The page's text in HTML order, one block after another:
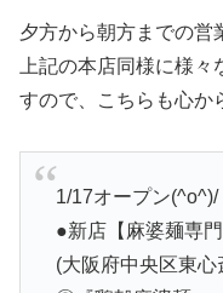
夕方から朝方までの営
上記の本店同様に様
すので、こちらも心か
1/17オープン(^o^)/
●新店【麻婆麺専
(大阪府中央区東心